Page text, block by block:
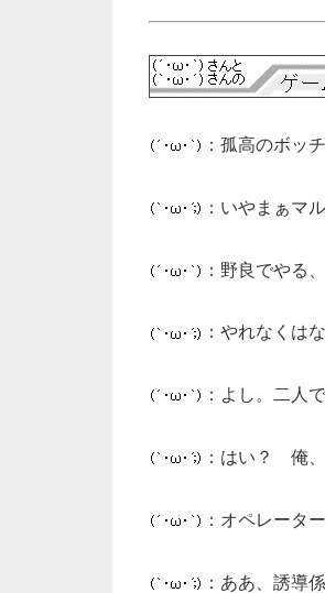
：孤高のボッ
：いやまぁマ
：野良でやる
：やれなくは
：よし。二人
：はい？ 俺、
：オペレータ
：ああ、誘導